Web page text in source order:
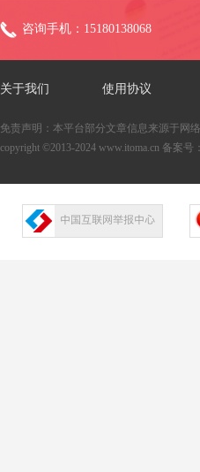
咨询手机：15180138068
关于我们 使用协议
免责声明：本平台部分文章信息来源于网
copyright ©2013-2024 www.itoma.cn 备案号：